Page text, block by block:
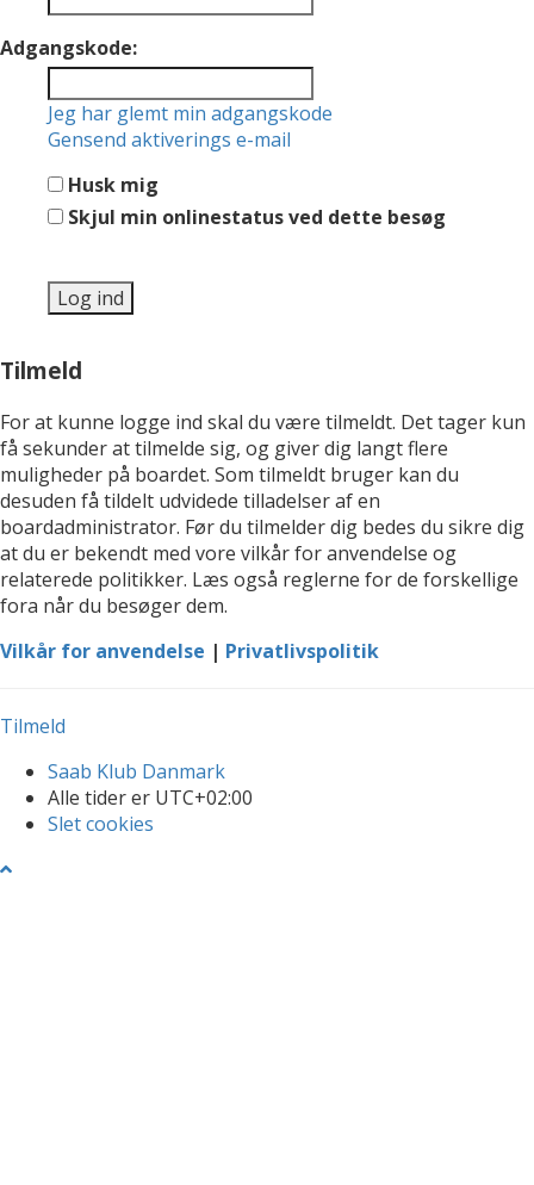
Adgangskode:
Jeg har glemt min adgangskode
Gensend aktiverings e-mail
Husk mig
Skjul min onlinestatus ved dette besøg
Tilmeld
For at kunne logge ind skal du være tilmeldt. Det tager kun
få sekunder at tilmelde sig, og giver dig langt flere
muligheder på boardet. Som tilmeldt bruger kan du
desuden få tildelt udvidede tilladelser af en
boardadministrator. Før du tilmelder dig bedes du sikre dig
at du er bekendt med vore vilkår for anvendelse og
relaterede politikker. Læs også reglerne for de forskellige
fora når du besøger dem.
Vilkår for anvendelse | Privatlivspolitik
Tilmeld
Saab Klub Danmark
Alle tider er UTC+02:00
Slet cookies